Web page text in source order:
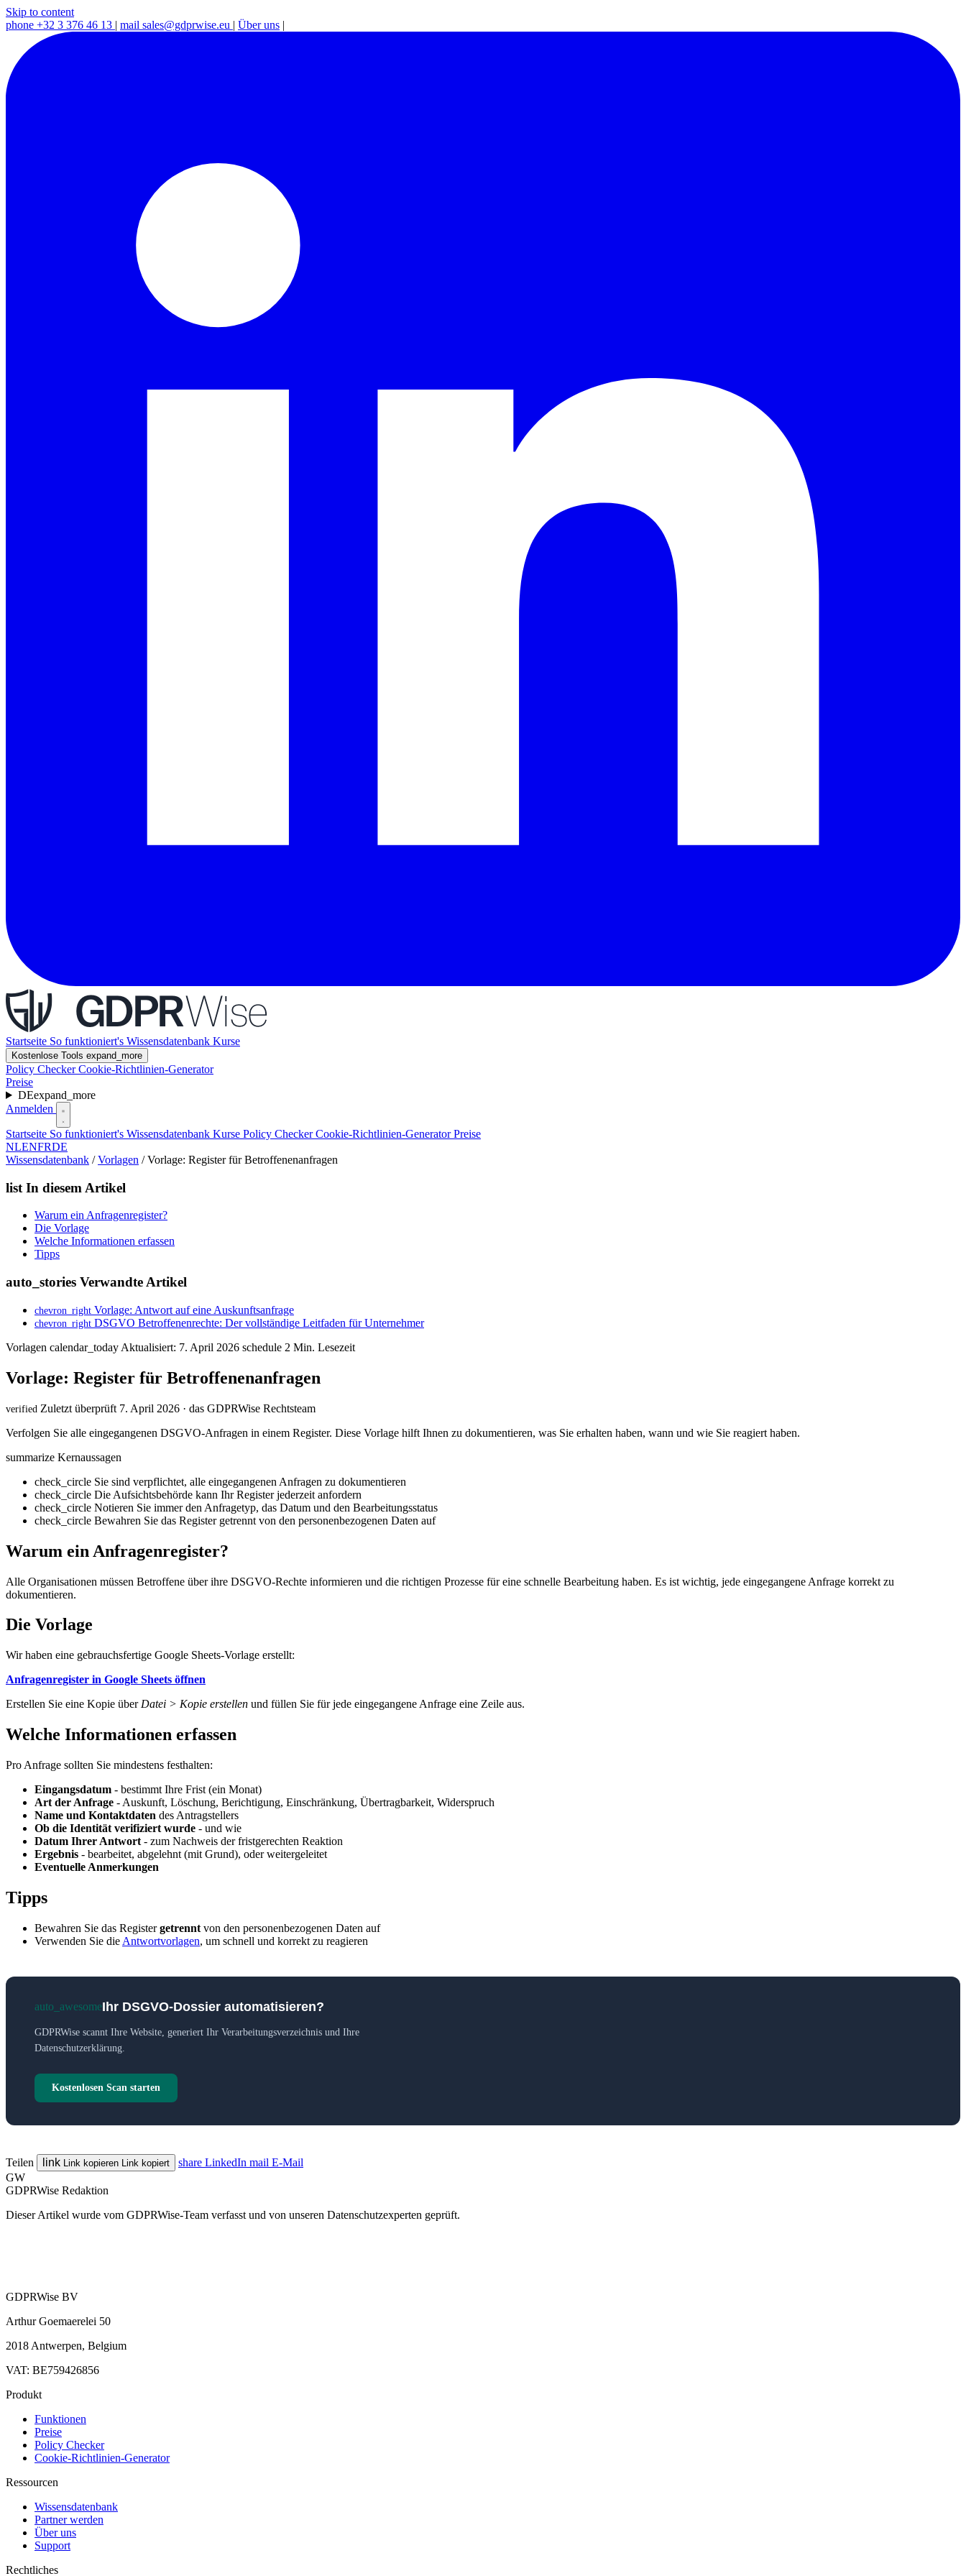
Skip to content
phone +32 3 376 46 13 | mail sales@gdprwise.eu | Über uns |
Startseite So funktioniert's Wissensdatenbank Kurse
Kostenlose Tools expand_more
Policy CheckerCookie-Richtlinien-Generator
Preise
DEexpand_more
Anmelden
Startseite So funktioniert's Wissensdatenbank Kurse Policy CheckerCookie-Richtlinien-GeneratorPreise
NLENFRDE
Wissensdatenbank / Vorlagen / Vorlage: Register für Betroffenenanfragen
list In diesem Artikel
Warum ein Anfragenregister?
Die Vorlage
Welche Informationen erfassen
Tipps
auto_stories Verwandte Artikel
chevron_right Vorlage: Antwort auf eine Auskunftsanfrage
chevron_right DSGVO Betroffenenrechte: Der vollständige Leitfaden für Unternehmer
Vorlagen calendar_today Aktualisiert: 7. April 2026 schedule 2 Min. Lesezeit
Vorlage: Register für Betroffenenanfragen
verified Zuletzt überprüft 7. April 2026 · das GDPRWise Rechtsteam
Verfolgen Sie alle eingegangenen DSGVO-Anfragen in einem Register. Diese Vorlage hilft Ihnen zu dokumentieren, was Sie erhalten haben, wann und wie Sie reagiert haben.
summarize Kernaussagen
check_circle Sie sind verpflichtet, alle eingegangenen Anfragen zu dokumentieren
check_circle Die Aufsichtsbehörde kann Ihr Register jederzeit anfordern
check_circle Notieren Sie immer den Anfragetyp, das Datum und den Bearbeitungsstatus
check_circle Bewahren Sie das Register getrennt von den personenbezogenen Daten auf
Warum ein Anfragenregister?
Alle Organisationen müssen Betroffene über ihre DSGVO-Rechte informieren und die richtigen Prozesse für eine schnelle Bearbeitung haben. Es ist wichtig, jede eingegangene Anfrage korrekt zu
dokumentieren.
Die Vorlage
Wir haben eine gebrauchsfertige Google Sheets-Vorlage erstellt:
Anfragenregister in Google Sheets öffnen
Erstellen Sie eine Kopie über Datei > Kopie erstellen und füllen Sie für jede eingegangene Anfrage eine Zeile aus.
Welche Informationen erfassen
Pro Anfrage sollten Sie mindestens festhalten:
Eingangsdatum - bestimmt Ihre Frist (ein Monat)
Art der Anfrage - Auskunft, Löschung, Berichtigung, Einschränkung, Übertragbarkeit, Widerspruch
Name und Kontaktdaten des Antragstellers
Ob die Identität verifiziert wurde - und wie
Datum Ihrer Antwort - zum Nachweis der fristgerechten Reaktion
Ergebnis - bearbeitet, abgelehnt (mit Grund), oder weitergeleitet
Eventuelle Anmerkungen
Tipps
Bewahren Sie das Registergetrennt von den personenbezogenen Daten auf
Verwenden Sie die Antwortvorlagen, um schnell und korrekt zu reagieren
auto_awesomeIhr DSGVO-Dossier automatisieren?
GDPRWise scannt Ihre Website, generiert Ihr Verarbeitungsverzeichnis und Ihre
Datenschutzerklärung.
Kostenlosen Scan starten
Teilen link Link kopieren Link kopiert share LinkedIn mail E-Mail
GW
GDPRWise Redaktion
Dieser Artikel wurde vom GDPRWise-Team verfasst und von unseren Datenschutzexperten geprüft.
GDPRWise BV
Arthur Goemaerelei 50
2018 Antwerpen, Belgium
VAT: BE759426856
Produkt
Funktionen
Preise
Policy Checker
Cookie-Richtlinien-Generator
Ressourcen
Wissensdatenbank
Partner werden
Über uns
Support
Rechtliches